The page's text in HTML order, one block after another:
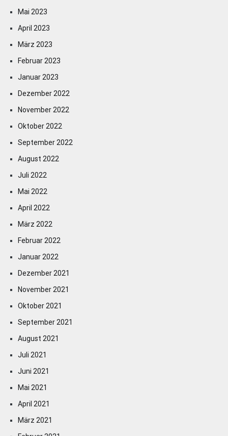
Mai 2023
April 2023
März 2023
Februar 2023
Januar 2023
Dezember 2022
November 2022
Oktober 2022
September 2022
August 2022
Juli 2022
Mai 2022
April 2022
März 2022
Februar 2022
Januar 2022
Dezember 2021
November 2021
Oktober 2021
September 2021
August 2021
Juli 2021
Juni 2021
Mai 2021
April 2021
März 2021